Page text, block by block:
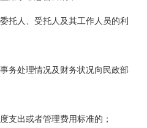
托人、受托人及其工作人员的利
务处理情况及财务状况向民政部
支出或者管理费用标准的；